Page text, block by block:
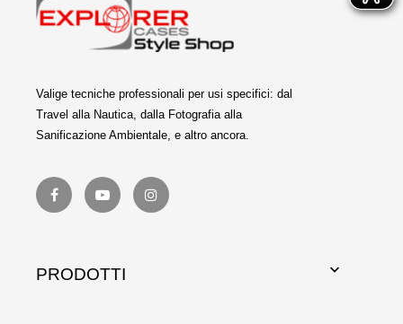
Valige tecniche professionali per usi specifici: dal
Travel alla Nautica, dalla Fotografia alla
Sanificazione Ambientale, e altro ancora.
PRODOTTI 